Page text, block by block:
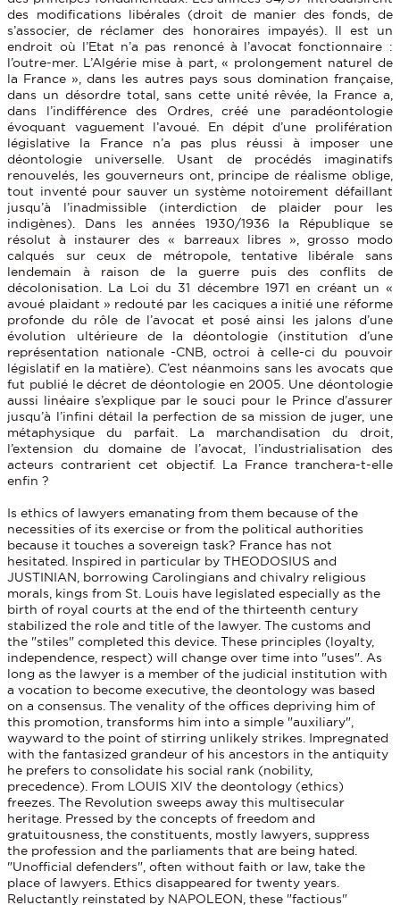
des modifications libérales (droit de manier des fonds, de
s’associer, de réclamer des honoraires impayés). Il est un
endroit où l’Etat n’a pas renoncé à l’avocat fonctionnaire :
l’outre-mer. L’Algérie mise à part, « prolongement naturel de
la France », dans les autres pays sous domination française,
dans un désordre total, sans cette unité rêvée, la France a,
dans l’indifférence des Ordres, créé une paradéontologie
évoquant vaguement l’avoué. En dépit d’une prolifération
législative la France n’a pas plus réussi à imposer une
déontologie universelle. Usant de procédés imaginatifs
renouvelés, les gouverneurs ont, principe de réalisme oblige,
tout inventé pour sauver un système notoirement défaillant
jusqu’à l’inadmissible (interdiction de plaider pour les
indigènes). Dans les années 1930/1936 la République se
résolut à instaurer des « barreaux libres », grosso modo
calqués sur ceux de métropole, tentative libérale sans
lendemain à raison de la guerre puis des conflits de
décolonisation. La Loi du 31 décembre 1971 en créant un «
avoué plaidant » redouté par les caciques a initié une réforme
profonde du rôle de l’avocat et posé ainsi les jalons d’une
évolution ultérieure de la déontologie (institution d’une
représentation nationale -CNB, octroi à celle-ci du pouvoir
législatif en la matière). C’est néanmoins sans les avocats que
fut publié le décret de déontologie en 2005. Une déontologie
aussi linéaire s’explique par le souci pour le Prince d’assurer
jusqu’à l’infini détail la perfection de sa mission de juger, une
métaphysique du parfait. La marchandisation du droit,
l’extension du domaine de l’avocat, l’industrialisation des
acteurs contrarient cet objectif. La France tranchera-t-elle
enfin ?
Is ethics of lawyers emanating from them because of the
necessities of its exercise or from the political authorities
because it touches a sovereign task? France has not
hesitated. Inspired in particular by THEODOSIUS and
JUSTINIAN, borrowing Carolingians and chivalry religious
morals, kings from St. Louis have legislated especially as the
birth of royal courts at the end of the thirteenth century
stabilized the role and title of the lawyer. The customs and
the "stiles" completed this device. These principles (loyalty,
independence, respect) will change over time into "uses". As
long as the lawyer is a member of the judicial institution with
a vocation to become executive, the deontology was based
on a consensus. The venality of the offices depriving him of
this promotion, transforms him into a simple "auxiliary",
wayward to the point of stirring unlikely strikes. Impregnated
with the fantasized grandeur of his ancestors in the antiquity
he prefers to consolidate his social rank (nobility,
precedence). From LOUIS XIV the deontology (ethics)
freezes. The Revolution sweeps away this multisecular
heritage. Pressed by the concepts of freedom and
gratuitousness, the constituents, mostly lawyers, suppress
the profession and the parliaments that are being hated.
"Unofficial defenders", often without faith or law, take the
place of lawyers. Ethics disappeared for twenty years.
Reluctantly reinstated by NAPOLEON, these "factious"